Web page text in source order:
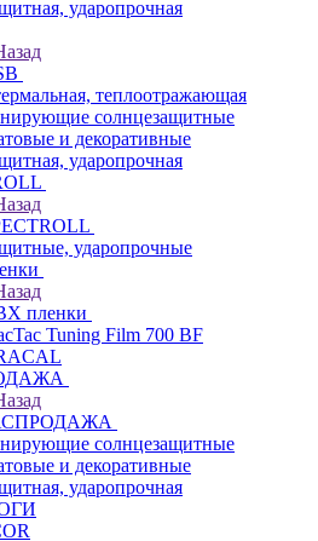
ударопрочная
теплоотражающая
солнцезащитные
и декоративные
ударопрочная
ударопрочные
пленки
Tuning Film 700 BF
солнцезащитные
и декоративные
ударопрочная